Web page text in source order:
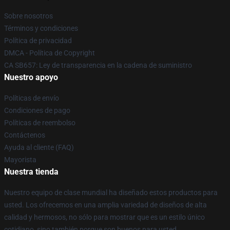
Sobre nosotros
Términos y condiciones
Política de privacidad
DMCA - Política de Copyright
CA SB657: Ley de transparencia en la cadena de suministro
Nuestro apoyo
Políticas de envío
Condiciones de pago
Políticas de reembolso
Contáctenos
Ayuda al cliente (FAQ)
Mayorista
Nuestra tienda
Nuestro equipo de clase mundial ha diseñado estos productos para
usted. Los ofrecemos en una amplia variedad de diseños de alta
calidad y hermosos, no sólo para mostrar que es un estilo único